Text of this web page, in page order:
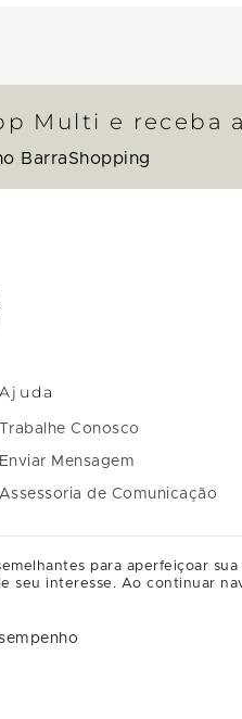
Multi e receba
BarraShopping
Ajuda
Trabalhe Conosco
Enviar Mensagem
Assessoria de Comunicação
para aperfeiçoar
seu interesse. Ao continuar